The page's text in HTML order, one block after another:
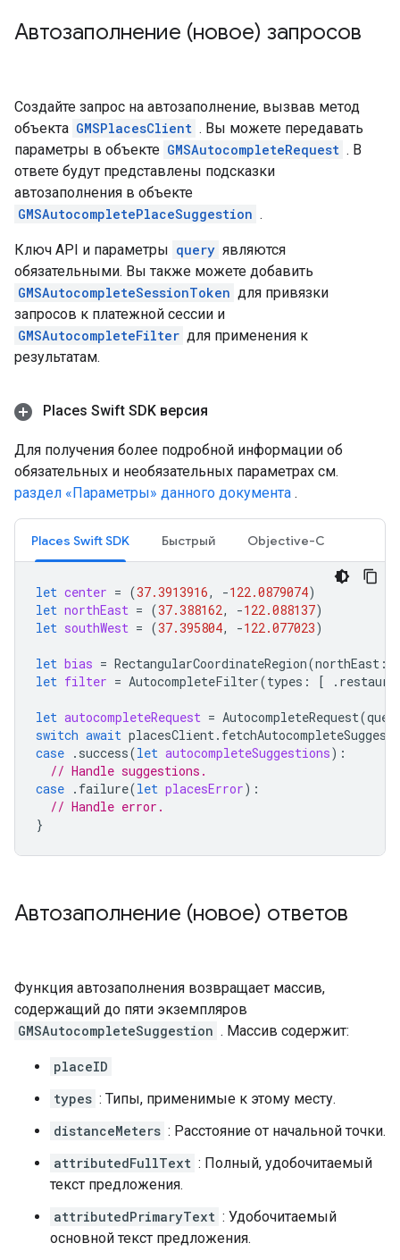
Автозаполнение (новое) запросов
Создайте запрос на автозаполнение, вызвав метод
объекта GMSPlacesClient . Вы можете передавать
параметры в объекте GMSAutocompleteRequest . В
ответе будут представлены подсказки
автозаполнения в объекте
GMSAutocompletePlaceSuggestion .
Ключ API и параметры query являются
обязательными. Вы также можете добавить
GMSAutocompleteSessionToken для привязки
запросов к платежной сессии и
GMSAutocompleteFilter для применения к
результатам.
Places Swift SDK версия
Для получения более подробной информации об
обязательных и необязательных параметрах см.
раздел «Параметры» данного документа .
Places Swift SDK Быстрый Objective-C
let center = (37.3913916, -122.0879074)
let northEast = (37.388162, -122.088137)
let southWest = (37.395804, -122.077023)
let bias = RectangularCoordinateRegion(northEast :
let filter = AutocompleteFilter(types : [ .
let autocompleteRequest = AutocompleteRequest(
switch await placesClient.
case . success(let autocompleteSuggestions):
// Handle suggestions.
case . failure(let placesError):
// Handle error.
}
Автозаполнение (новое) ответов
Функция автозаполнения возвращает массив,
содержащий до пяти экземпляров
GMSAutocompleteSuggestion . Массив содержит:
placeID
types : Типы, применимые к этому месту.
distanceMeters : Расстояние от начальной точки.
attributedFullText : Полный, удобочитаемый
текст предложения.
attributedPrimaryText : Удобочитаемый
основной текст предложения.